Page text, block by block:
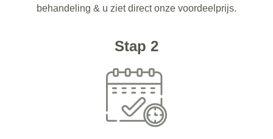
behandeling & u ziet direct onze voordeelprijs.
Stap 2